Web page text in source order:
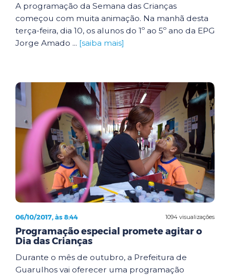
A programação da Semana das Crianças
começou com muita animação. Na manhã desta
terça-feira, dia 10, os alunos do 1º ao 5º ano da EPG
Jorge Amado ... [saiba mais]
1094 visualizações
06/10/2017, às 8:44
Programação especial promete agitar o
Dia das Crianças
Durante o mês de outubro, a Prefeitura de
Guarulhos vai oferecer uma programação